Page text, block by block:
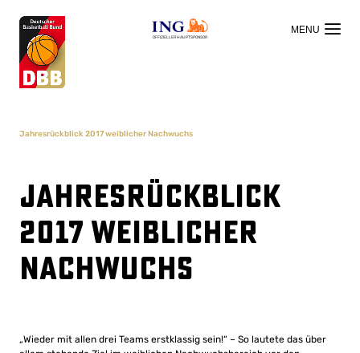
OFFIZIELLER HAUPTSPONSOR
Jahresrückblick 2017 weiblicher Nachwuchs
Jahresrückblick
2017 weiblicher
Nachwuchs
„Wieder mit allen drei Teams erstklassig sein!“ – So lautete das über